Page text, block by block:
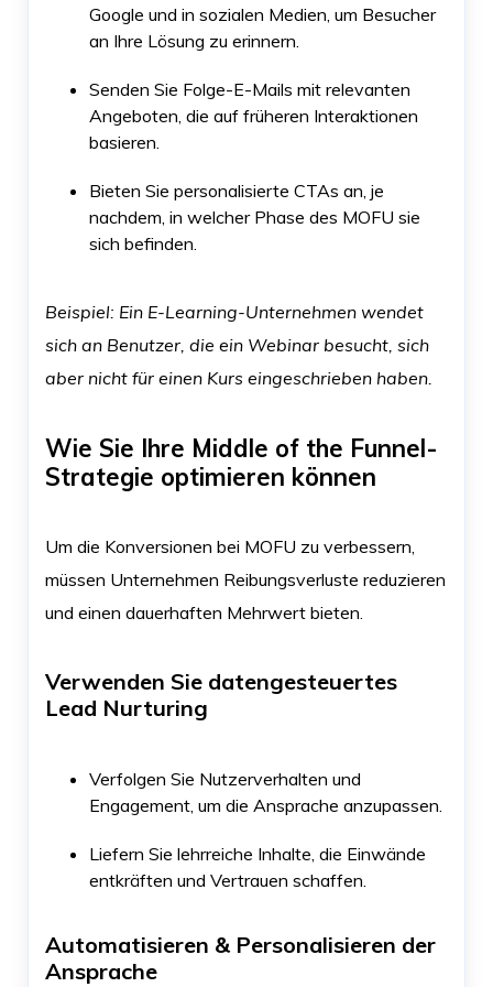
Google und in sozialen Medien, um Besucher
an Ihre Lösung zu erinnern.
Senden Sie Folge-E-Mails mit relevanten
Angeboten, die auf früheren Interaktionen
basieren.
Bieten Sie personalisierte CTAs an, je
nachdem, in welcher Phase des MOFU sie
sich befinden.
Beispiel: Ein E-Learning-Unternehmen wendet
sich an Benutzer, die ein Webinar besucht, sich
aber nicht für einen Kurs eingeschrieben haben.
Wie Sie Ihre Middle of the Funnel-
Strategie optimieren können
Um die Konversionen bei MOFU zu verbessern,
müssen Unternehmen Reibungsverluste reduzieren
und einen dauerhaften Mehrwert bieten.
Verwenden Sie datengesteuertes
Lead Nurturing
Verfolgen Sie Nutzerverhalten und
Engagement, um die Ansprache anzupassen.
Liefern Sie lehrreiche Inhalte, die Einwände
entkräften und Vertrauen schaffen.
Automatisieren & Personalisieren der
Ansprache